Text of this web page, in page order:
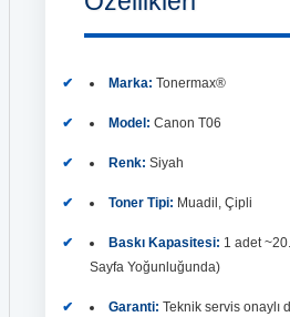
Marka: Tonermax®
Model: Canon T06
Renk: Siyah
Toner Tipi: Muadil, Çipli
Baskı Kapasitesi: 1 adet
Sayfa Yoğunluğunda)
Garanti: Teknik servis onaylı